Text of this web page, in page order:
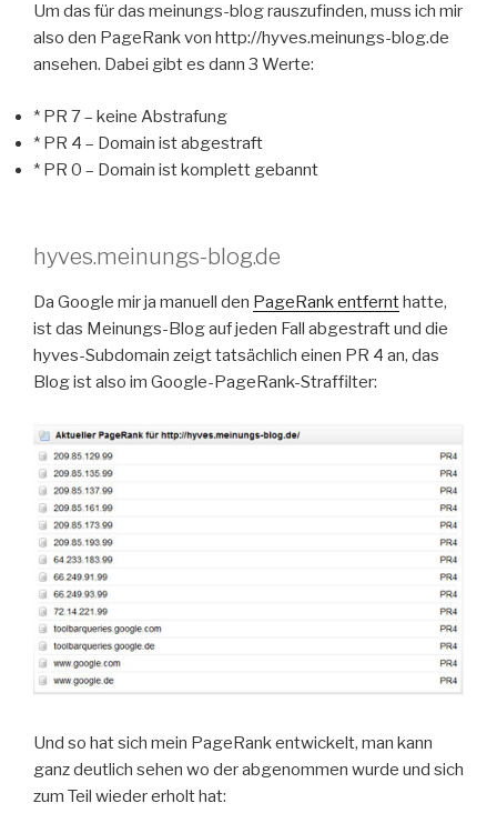
Um das für das meinungs-blog rauszufinden, muss ich mir
also den PageRank von http://hyves.meinungs-blog.de
ansehen. Dabei gibt es dann 3 Werte:
* PR 7 – keine Abstrafung
* PR 4 – Domain ist abgestraft
* PR 0 – Domain ist komplett gebannt
hyves.meinungs-blog.de
Da Google mir ja manuell den PageRank entfernt hatte,
ist das Meinungs-Blog auf jeden Fall abgestraft und die
hyves-Subdomain zeigt tatsächlich einen PR 4 an, das
Blog ist also im Google-PageRank-Straffilter:
Und so hat sich mein PageRank entwickelt, man kann
ganz deutlich sehen wo der abgenommen wurde und sich
zum Teil wieder erholt hat: